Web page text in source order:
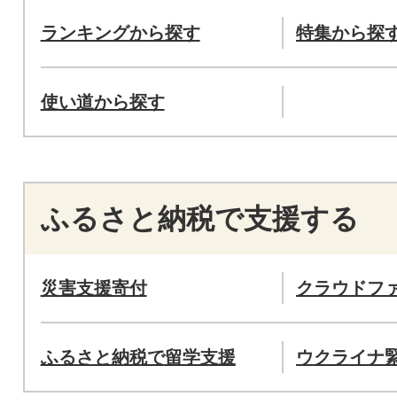
ランキングから探す 特集から探
使い道から探す
ふるさと納税で支援する
災害支援寄付 クラウドフ
ふるさと納税で留学支援 ウクライナ